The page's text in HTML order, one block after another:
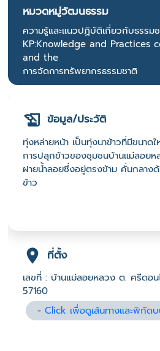
หมวดหมู่วัฒนธรรม
ความรู้และแนวปฏิบัติเกี่ยวกับธรรม
KP:Knowledge and Practices
and the
การจัดการทรัพยากรธรรมชาติ
ข้อมูล/ประวัติ
ทุ่งหล่ายหน้า เป็นทุ่งนาข้าวที่มีขนาด
การปลุกข้าวของชุมชนบ้านแม่ลอยห
ฝายน้ำลอยซึ่งอยู่ตรงข้าม คั่นกลางด้
ข้าว
ที่ตั้ง
เลขที่ : บ้านแม่ลอยหลวง ต. ศรีดอน
57160
-Click เพื่อดูเส้นทางและพิกัด